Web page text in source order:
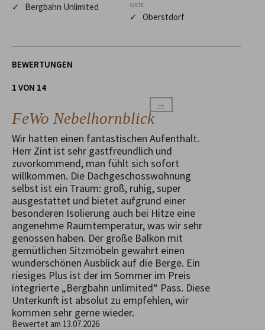
✓ Bergbahn Unlimited ORTE
✓ Oberstdorf
BEWERTUNGEN
1 VON 14
→
FeWo Nebelhornblick
Wir hatten einen fantastischen Aufenthalt.
Herr Zint ist sehr gastfreundlich und
zuvorkommend, man fühlt sich sofort
willkommen. Die Dachgeschosswohnung
selbst ist ein Traum: groß, ruhig, super
ausgestattet und bietet aufgrund einer
besonderen Isolierung auch bei Hitze eine
angenehme Raumtemperatur, was wir sehr
genossen haben. Der große Balkon mit
gemütlichen Sitzmöbeln gewährt einen
wunderschönen Ausblick auf die Berge. Ein
riesiges Plus ist der im Sommer im Preis
integrierte „Bergbahn unlimited“ Pass. Diese
Unterkunft ist absolut zu empfehlen, wir
kommen sehr gerne wieder.
Bewertet am 13.07.2026